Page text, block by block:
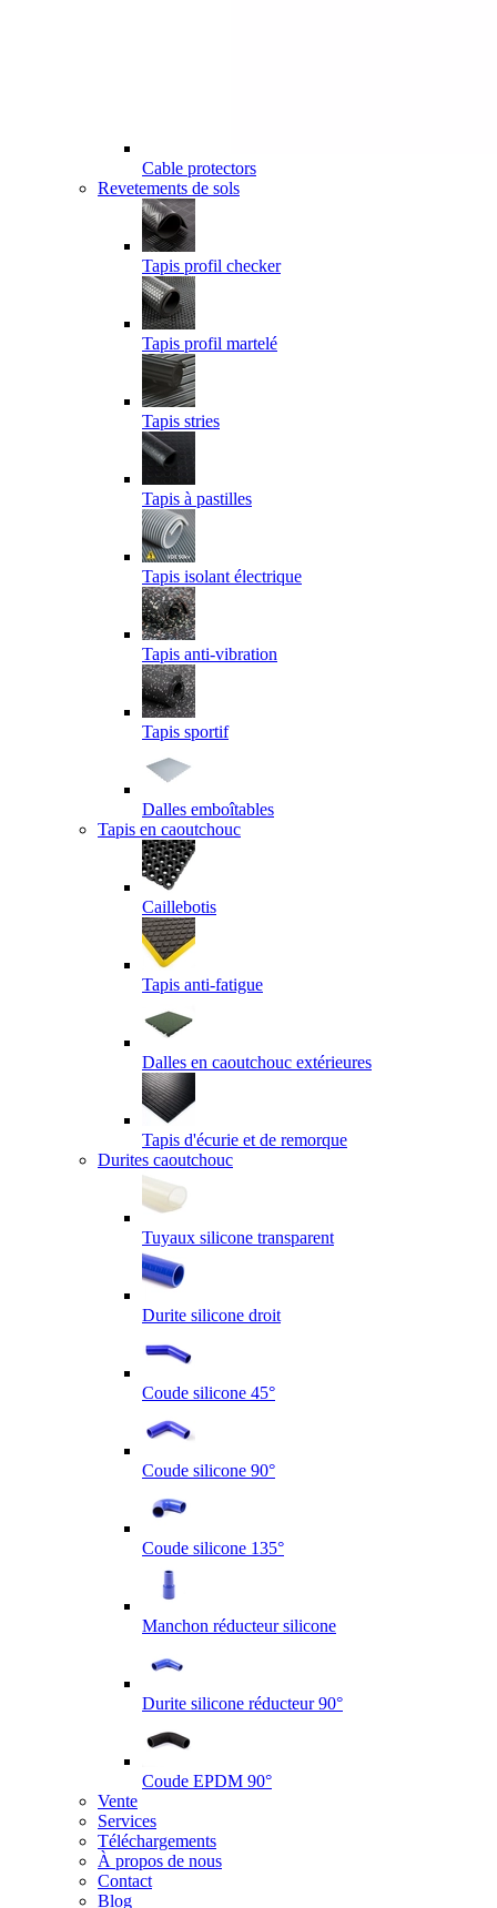
Cable protectors
Revetements de sols
Tapis profil checker
Tapis profil martelé
Tapis stries
Tapis à pastilles
Tapis isolant électrique
Tapis anti-vibration
Tapis sportif
Dalles emboîtables
Tapis en caoutchouc
Caillebotis
Tapis anti-fatigue
Dalles en caoutchouc extérieures
Tapis d'écurie et de remorque
Durites caoutchouc
Tuyaux silicone transparent
Durite silicone droit
Coude silicone 45°
Coude silicone 90°
Coude silicone 135°
Manchon réducteur silicone
Durite silicone réducteur 90°
Coude EPDM 90°
Vente
Services
Téléchargements
À propos de nous
Contact
Blog